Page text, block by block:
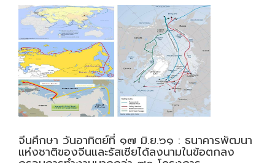
จีนศึกษา วันอาทิตย์ที่ ๑๗ มิ.ย.๖๑ : ธนาคารพัฒนา
แห่งชาติของจีนและรัสเซียได้ลงนามในข้อตกลง